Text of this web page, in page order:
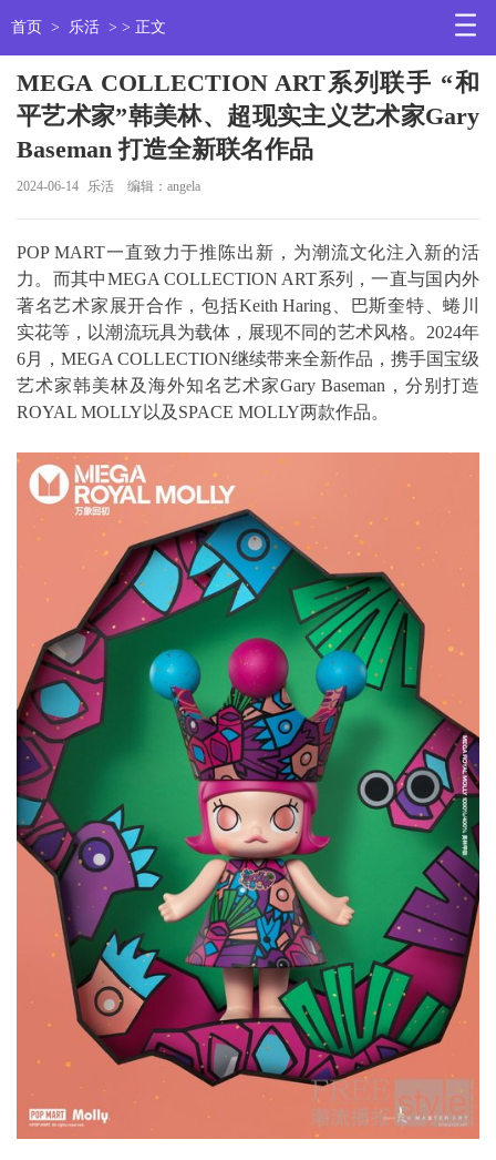
首页 > 乐活 > > 正文
MEGA COLLECTION ART系列联手 “和
平艺术家”韩美林、超现实主义艺术家Gary
Baseman 打造全新联名作品
2024-06-14 乐活 编辑：angela
POP MART一直致力于推陈出新，为潮流文化注入新的活
力。而其中MEGA COLLECTION ART系列，一直与国内外
著名艺术家展开合作，包括Keith Haring、巴斯奎特、蜷川
实花等，以潮流玩具为载体，展现不同的艺术风格。2024年
6月，MEGA COLLECTION继续带来全新作品，携手国宝级
艺术家韩美林及海外知名艺术家Gary Baseman，分别打造
ROYAL MOLLY以及SPACE MOLLY两款作品。